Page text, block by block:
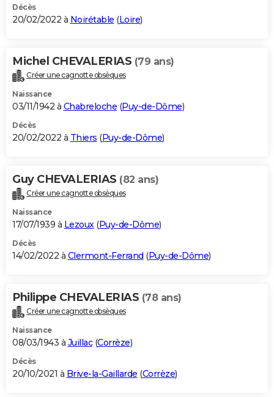
Décès
20/02/2022 à Noirétable (Loire)
Michel CHEVALERIAS (79 ans)
Créer une cagnotte obsèques
Naissance
03/11/1942 à Chabreloche (Puy-de-Dôme)
Décès
20/02/2022 à Thiers (Puy-de-Dôme)
Guy CHEVALERIAS (82 ans)
Créer une cagnotte obsèques
Naissance
17/07/1939 à Lezoux(Puy-de-Dôme)
Décès
14/02/2022 à Clermont-Ferrand (Puy-de-Dôme)
Philippe CHEVALERIAS (78 ans)
Créer une cagnotte obsèques
Naissance
08/03/1943 à Juillac(Corrèze)
Décès
20/10/2021 à Brive-la-Gaillarde (Corrèze)